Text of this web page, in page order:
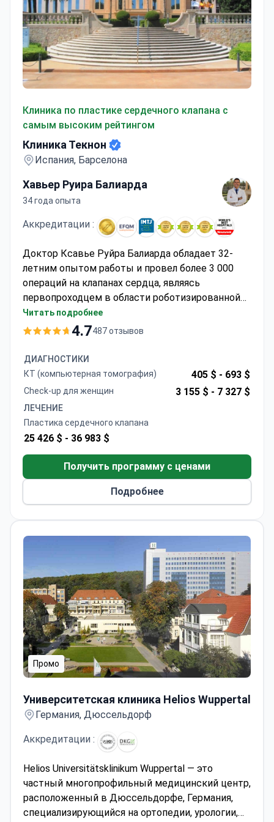
Клиника по пластике сердечного клапана с
самым высоким рейтингом
Клиника Текнон
Испания, Барселона
Хавьер Руира Балиарда
34 года опыта
Аккредитации :
Доктор Ксавье Руйра Балиарда обладает 32-
летним опытом работы и провел более 3 000
операций на клапанах сердца, являясь
первопроходцем в области роботизированной
пластики митрального клапана. Реконструкция
митрального клапана может стоить около 40
малоинвазивное вмешательство, пребывание в
стационаре в течение 7–10 дней, диагностику и
послеоперационный мониторинг.
безопасности и экспертные знания доктора
Руйры в области сохранения нативных
клапанов.
Читать подробнее
4.7487 отзывов
ДИАГНОСТИКИ
КТ (компьютерная томография)
405 $ - 693 $
Check-up для женщин 3 155 $ - 7 327 $
ЛЕЧЕНИЕ
Пластика сердечного клапана
25 426 $ - 36 983 $
Получить программу с ценами
Подробнее
Промо
Университетская клиника Helios Wuppertal
Германия, Дюссельдорф
Аккредитации :
Helios Universitätsklinikum Wuppertal — это
частный многопрофильный медицинский центр,
расположенный в Дюссельдорфе, Германия,
специализирующийся на ортопедии, урологии,